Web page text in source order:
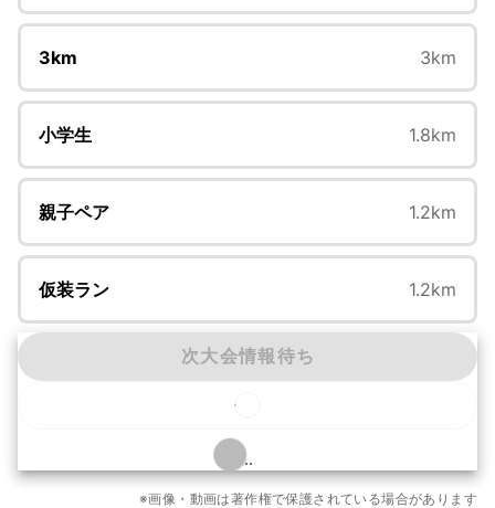
3km 3km
小学生 1.8km
親子ペア 1.2km
仮装ラン 1.2km
次大会情報待ち
...
もっと見る
※画像・動画は著作権で保護されている場合があります